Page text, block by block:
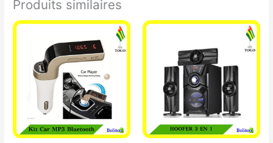
Produits similaires